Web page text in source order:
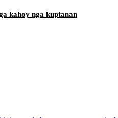
kahoy nga kuptanan